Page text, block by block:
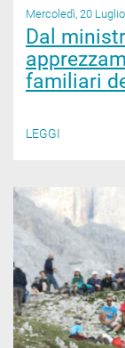
Mercoledì, 20
Dal
familiari
LEGGI